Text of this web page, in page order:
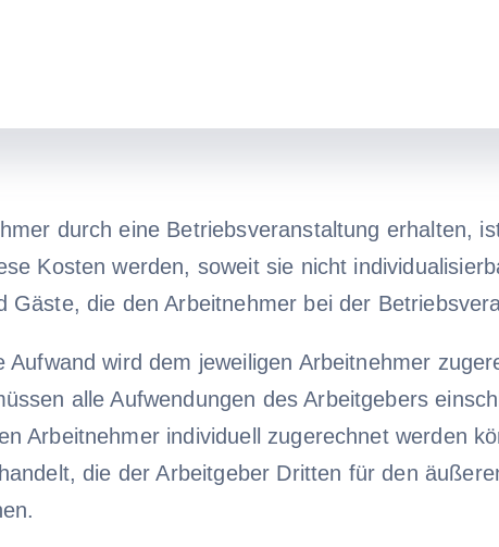
durch eine Betriebsveranstaltung erhalten,
Kosten werden, soweit sie nicht
Gäste, die den Arbeitnehmer bei der
wird dem jeweiligen Arbeitnehmer
alle Aufwendungen des Arbeitgebers
Arbeitnehmer individuell zugerechnet werden
die der Arbeitgeber Dritten für den